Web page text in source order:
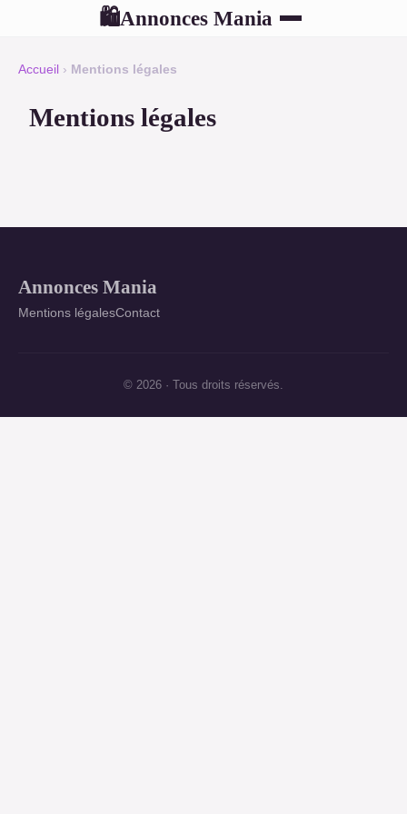
🛍Annonces Mania
Accueil › Mentions légales
Mentions légales
Annonces Mania
Mentions légalesContact
© 2026 · Tous droits réservés.